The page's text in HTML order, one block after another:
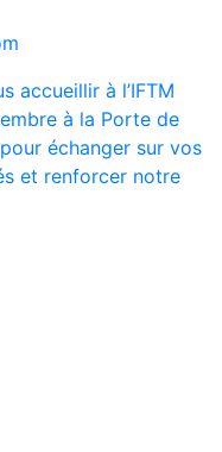
accueillir à l’IFTM
à la Porte de
échanger sur vos
et renforcer notre